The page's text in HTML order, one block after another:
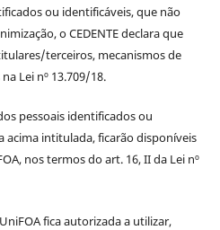
ou identificáveis, que não
o CEDENTE declara que
terceiros, mecanismos de
Lei nº 13.709/18.
pessoais identificados ou
acima intitulada, ficarão disponíveis
nos termos do art. 16, II da Lei nº
fica autorizada a utilizar,